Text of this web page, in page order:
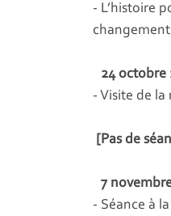
- L’histoire
24 octobre
- Visite de
[Pas de
7
- Séance à